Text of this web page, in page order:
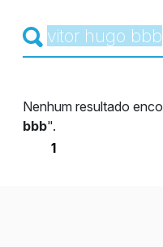
Nenhum resultado
bbb".
1